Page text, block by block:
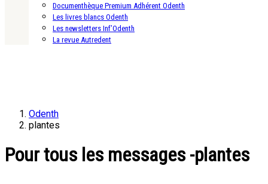
Documenthèque Premium Adhérent Odenth
Les livres blancs Odenth
Les newsletters Inf’Odenth
La revue Autredent
Odenth
plantes
Pour tous les messages -plantes